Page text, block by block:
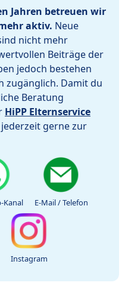
Jahren betreuen wir
aktiv. Neue
nicht mehr
Beiträge der
jedoch bestehen
zugänglich. Damit du
Beratung
HiPP Elternservice
gerne zur
Kanal E-Mail / Telefon
Instagram